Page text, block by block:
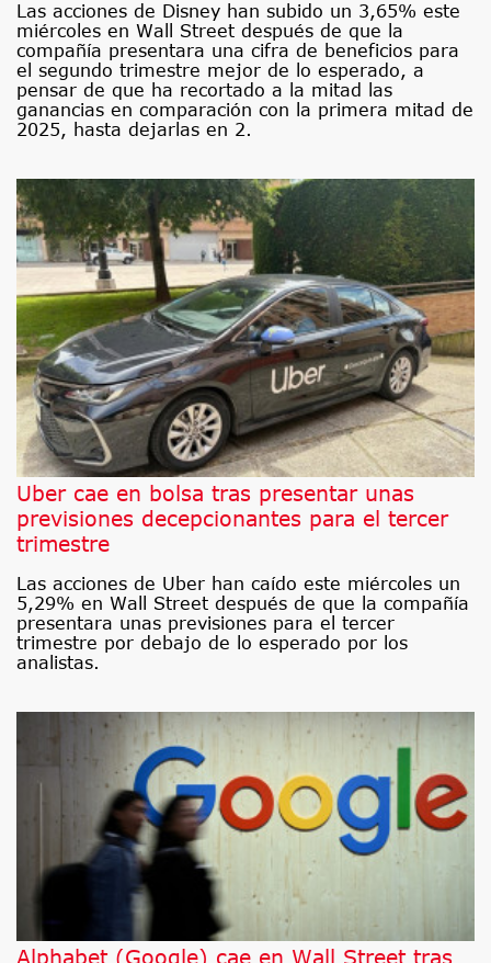
Las acciones de Disney han subido un 3,65% este
miércoles en Wall Street después de que la
compañía presentara una cifra de beneficios para
el segundo trimestre mejor de lo esperado, a
pensar de que ha recortado a la mitad las
ganancias en comparación con la primera mitad de
2025, hasta dejarlas en 2.
Uber cae en bolsa tras presentar unas
previsiones decepcionantes para el tercer
trimestre
Las acciones de Uber han caído este miércoles un
5,29% en Wall Street después de que la compañía
presentara unas previsiones para el tercer
trimestre por debajo de lo esperado por los
analistas.
Alphabet (Google) cae en Wall Street tras